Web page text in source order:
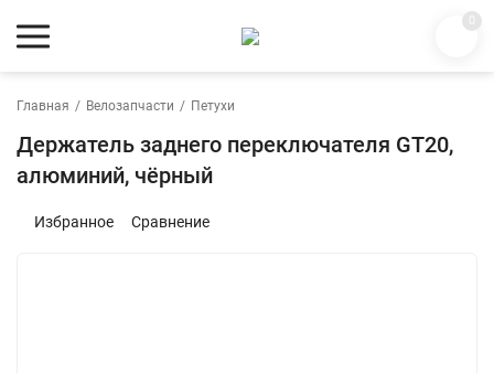
0
Главная / Велозапчасти / Петухи
Держатель заднего переключателя GT20,
алюминий, чёрный
Избранное Сравнение